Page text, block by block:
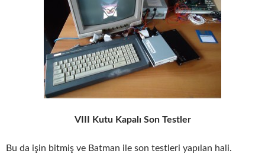
VIII Kutu Kapalı Son Testler
Bu da işin bitmiş ve Batman ile son testleri yapılan hali.